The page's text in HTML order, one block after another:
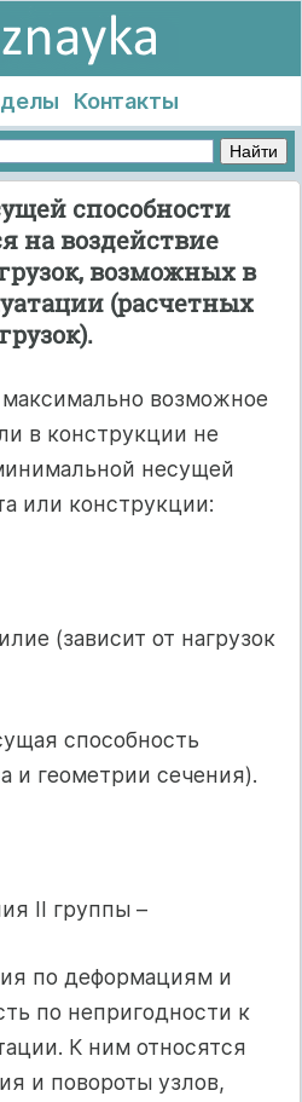
Контакты
способности
на воздействие
возможных в
(расчетных
возможное
в конструкции не
несущей
или конструкции:
(зависит от нагрузок
способность
и геометрии сечения).
II группы –
по деформациям и
по непригодности к
К ним относятся
и повороты узлов,